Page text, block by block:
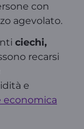
con
agevolato.
ciechi,
recarsi
e
economica